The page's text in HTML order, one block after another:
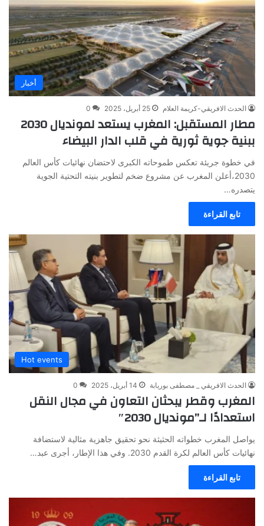
أخبار
الحدث الافريقي-كريمة العلام 25 أبريل، 2025 0
مطار المستقبل: المغرب يستعد لمونديال 2030
ببنية جوية ثورية في قلب الدار البيضاء
في خطوة جريئة تعكس طموحاته الكبرى لاحتضان نهائيات كأس العالم
2030،أعلن المغرب عن مشروع ضخم لتطوير بنيته التحتية الجوية
يتصدره…
تابع القراءة
Hot events
الحدث الافريقي _ مصطفى بوريابة 14 أبريل، 2025 0
المغرب وقطر يبحثان التعاون في مجال النقل
استعدادًا لـ”مونديال 2030″
يواصل المغرب خطواته الحثيثة نحو تحقيق جاهزية مثالية لاستضافة
نهائيات كأس العالم لكرة القدم 2030. وفي هذا الإطار، أجرى عبد…
تابع القراءة